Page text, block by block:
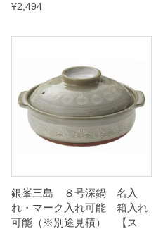
¥2,494
銀峯三島 ８号深鍋 名入
れ・マーク入れ可能 箱入れ
可能（※別途見積） 【ス